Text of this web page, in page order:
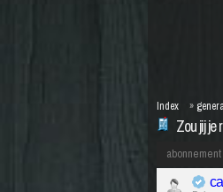
Zou jij je
Index »
abonnement